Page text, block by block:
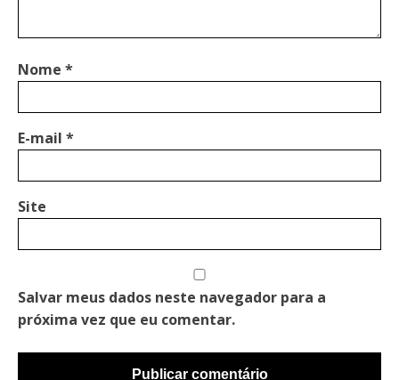
Nome *
E-mail *
Site
Salvar meus dados neste navegador para a
próxima vez que eu comentar.